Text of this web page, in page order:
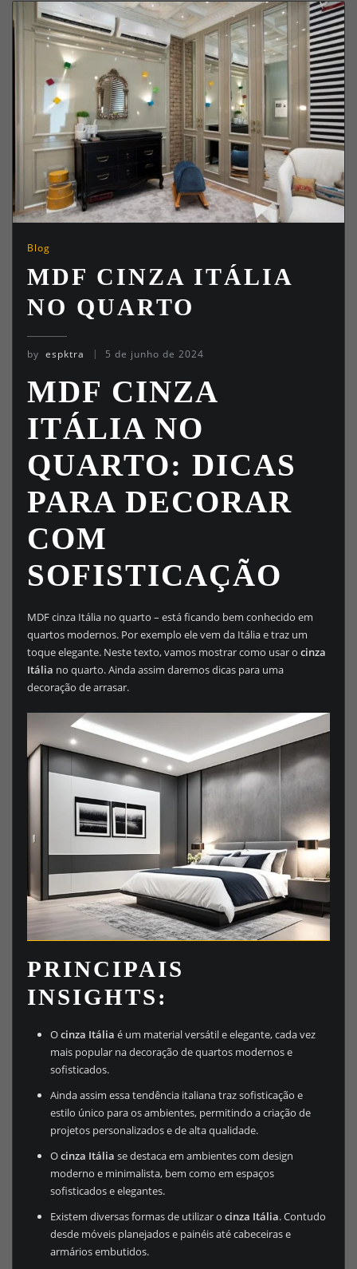
Blog
MDF CINZA ITÁLIA
NO QUARTO
by espktra 5 de junho de 2024
MDF CINZA
ITÁLIA NO
QUARTO: DICAS
PARA DECORAR
COM
SOFISTICAÇÃO
MDF cinza Itália no quarto – está ficando bem conhecido em
quartos modernos. Por exemplo ele vem da Itália e traz um
toque elegante. Neste texto, vamos mostrar como usar o cinza
Itália no quarto. Ainda assim daremos dicas para uma
decoração de arrasar.
PRINCIPAIS
INSIGHTS:
Ocinza Itália é um material versátil e elegante, cada vez
mais popular na decoração de quartos modernos e
sofisticados.
Ainda assim essa tendência italiana traz sofisticação e
estilo único para os ambientes, permitindo a criação de
projetos personalizados e de alta qualidade.
Ocinza Itália se destaca em ambientes com design
moderno e minimalista, bem como em espaços
sofisticados e elegantes.
Existem diversas formas de utilizar ocinza Itália. Contudo
desde móveis planejados e painéis até cabeceiras e
armários embutidos.